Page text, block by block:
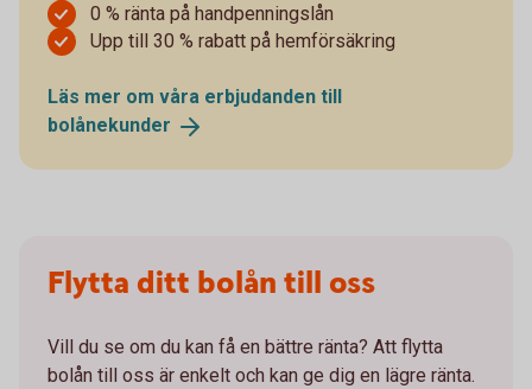
0 % ränta på handpenningslån
Upp till 30 % rabatt på hemförsäkring
Läs mer om våra erbjudanden till
bolånekunder
Flytta ditt bolån till oss
Vill du se om du kan få en bättre ränta? Att flytta
bolån till oss är enkelt och kan ge dig en lägre ränta.